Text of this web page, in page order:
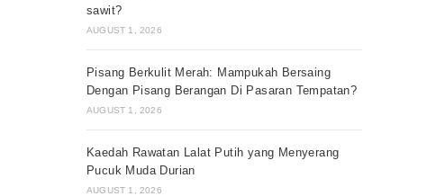
sawit?
AUGUST 1, 2026
Pisang Berkulit Merah: Mampukah Bersaing
Dengan Pisang Berangan Di Pasaran Tempatan?
AUGUST 1, 2026
Kaedah Rawatan Lalat Putih yang Menyerang
Pucuk Muda Durian
AUGUST 1, 2026